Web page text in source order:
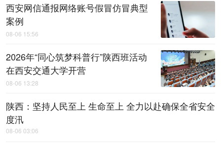
西安网信通报网络账号假冒仿冒典型
案例
08-06 15:56
2026年“同心筑梦科普行”陕西班活动
在西安交通大学开营
08-06 13:28
陕西：坚持人民至上 生命至上 全力以赴确保全省安全
度汛
08-06 03:06